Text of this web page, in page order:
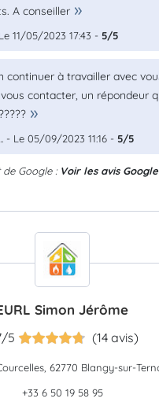
A conseiller
11/05/2023 17:43 - 5/5
continuer à travailler avec
contacter, un répondeur
- Le 05/09/2023 11:16 - 5/5
de Google : Voir les avis Google
Simon Jérôme
5 (14 avis)
62770 Blangy-sur-
+33 6 50 19 58 95